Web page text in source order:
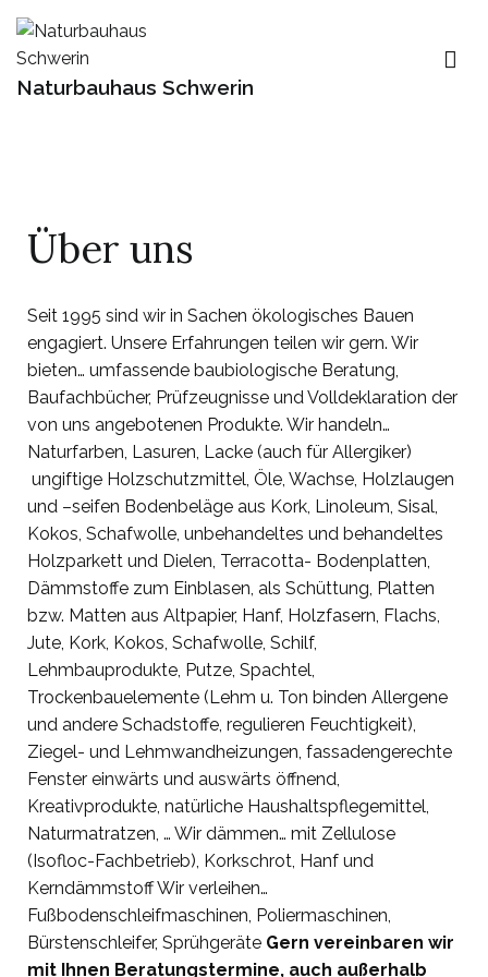
Naturbauhaus Schwerin
Über uns
Seit 1995 sind wir in Sachen ökologisches Bauen
engagiert. Unsere Erfahrungen teilen wir gern. Wir
bieten… umfassende baubiologische Beratung,
Baufachbücher, Prüfzeugnisse und Volldeklaration der
von uns angebotenen Produkte. Wir handeln…
Naturfarben, Lasuren, Lacke (auch für Allergiker)
ungiftige Holzschutzmittel, Öle, Wachse, Holzlaugen
und –seifen Bodenbeläge aus Kork, Linoleum, Sisal,
Kokos, Schafwolle, unbehandeltes und behandeltes
Holzparkett und Dielen, Terracotta- Bodenplatten,
Dämmstoffe zum Einblasen, als Schüttung, Platten
bzw. Matten aus Altpapier, Hanf, Holzfasern, Flachs,
Jute, Kork, Kokos, Schafwolle, Schilf,
Lehmbauprodukte, Putze, Spachtel,
Trockenbauelemente (Lehm u. Ton binden Allergene
und andere Schadstoffe, regulieren Feuchtigkeit),
Ziegel- und Lehmwandheizungen, fassadengerechte
Fenster einwärts und auswärts öffnend,
Kreativprodukte, natürliche Haushaltspflegemittel,
Naturmatratzen, … Wir dämmen… mit Zellulose
(Isofloc-Fachbetrieb), Korkschrot, Hanf und
Kerndämmstoff Wir verleihen…
Fußbodenschleifmaschinen, Poliermaschinen,
Bürstenschleifer, Sprühgeräte Gern vereinbaren wir
mit Ihnen Beratungstermine, auch außerhalb